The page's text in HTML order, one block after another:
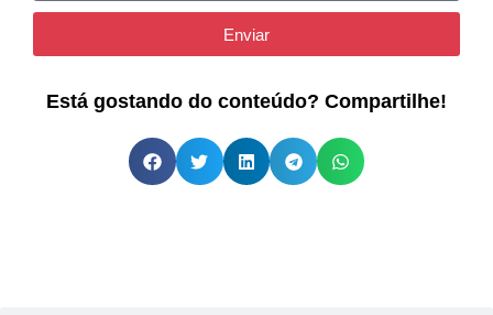
Enviar
Está gostando do conteúdo? Compartilhe!